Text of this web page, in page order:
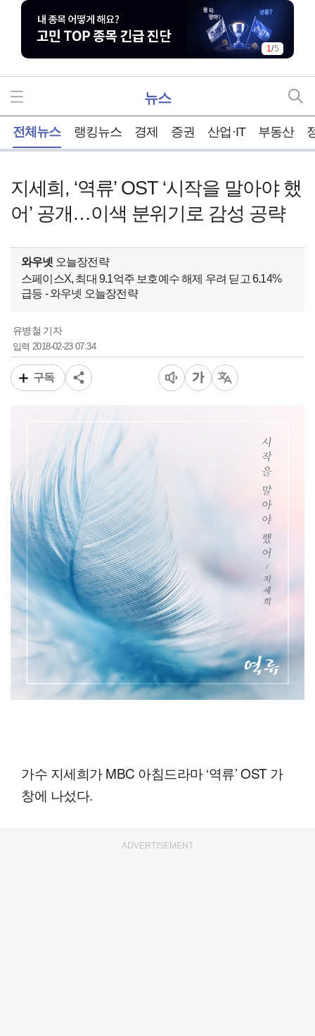
1/5
뉴스
전체뉴스 랭킹뉴스 경제 증권 산업·IT 부동산
지세희, ‘역류’ OST ‘시작을 말아야 했
어’ 공개…이색 분위기로 감성 공략
와우넷 오늘장전략
스페이스X, 최대 9.1억주 보호예수 해제 우려 딛고 6.14%
급등 - 와우넷 오늘장전략
유병철 기자
입력2018-02-23 07:34
구독
가수 지세희가 MBC 아침드라마 ‘역류’ OST 가
창에 나섰다.
ADVERTISEMENT